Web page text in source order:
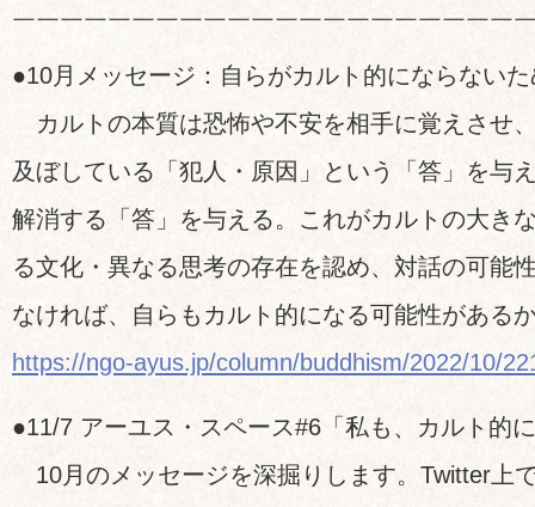
￣￣￣￣￣￣￣￣￣￣￣￣￣￣￣￣￣￣￣￣￣
●10月メッセージ：自らがカルト的にならない
カルトの本質は恐怖や不安を相手に覚えさせ
及ぼしている「犯人・原因」という「答」を与
解消する「答」を与える。これがカルトの大き
る文化・異なる思考の存在を認め、対話の可能
なければ、自らもカルト的になる可能性がある
https://ngo-ayus.jp/column/buddhism/2022/10/
●11/7 アーユス・スペース#6「私も、カルト的
10月のメッセージを深掘りします。Twitter上